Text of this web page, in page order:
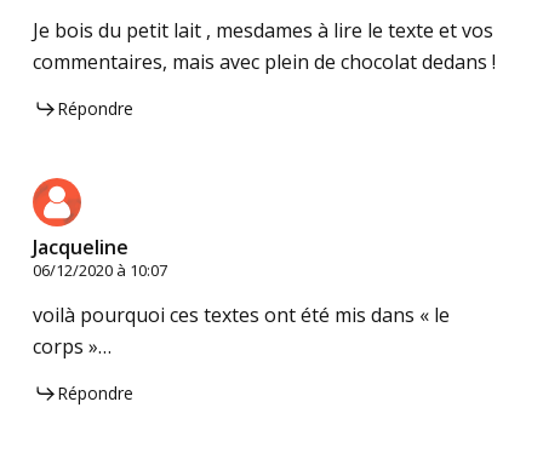
Je bois du petit lait , mesdames à lire le texte et vos
commentaires, mais avec plein de chocolat dedans !
Répondre
Jacqueline
06/12/2020 à 10:07
voilà pourquoi ces textes ont été mis dans « le
corps »…
Répondre